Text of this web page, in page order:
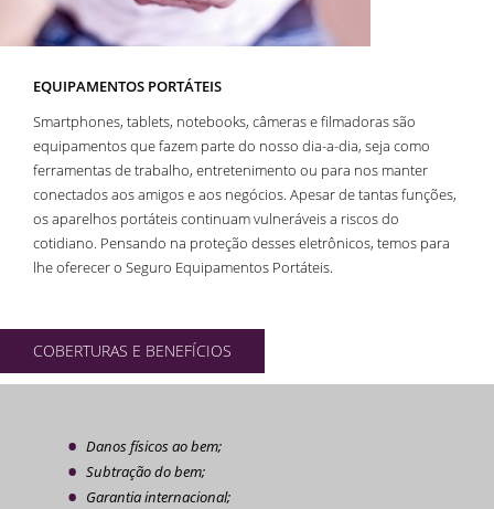
EQUIPAMENTOS PORTÁTEIS
Smartphones, tablets, notebooks, câmeras e filmadoras são
equipamentos que fazem parte do nosso dia-a-dia, seja como
ferramentas de trabalho, entretenimento ou para nos manter
conectados aos amigos e aos negócios. Apesar de tantas funções,
os aparelhos portáteis continuam vulneráveis a riscos do
cotidiano. Pensando na proteção desses eletrônicos, temos para
lhe oferecer o Seguro Equipamentos Portáteis.
COBERTURAS E BENEFÍCIOS
Danos físicos ao bem;
Subtração do bem;
Garantia internacional;